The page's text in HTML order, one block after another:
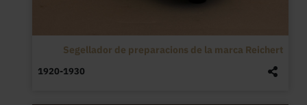
Segellador de preparacions de la marca Reichert
1920-1930